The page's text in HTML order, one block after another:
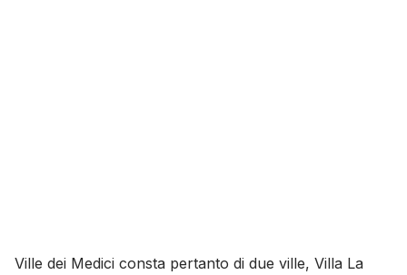
Ville dei Medici consta pertanto di due ville, Villa La